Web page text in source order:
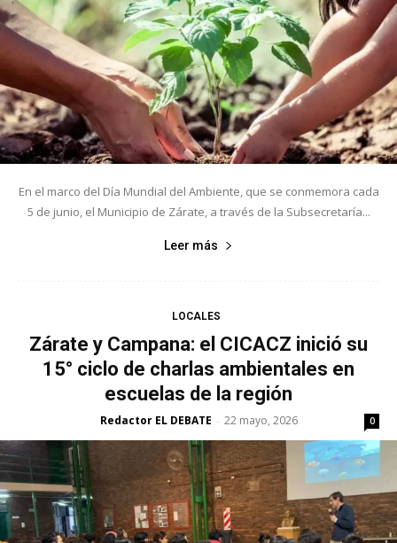
En el marco del Día Mundial del Ambiente, que se conmemora cada
5 de junio, el Municipio de Zárate, a través de la Subsecretaría...
Leer más
LOCALES
Zárate y Campana: el CICACZ inició su
15° ciclo de charlas ambientales en
escuelas de la región
Redactor EL DEBATE - 22 mayo, 2026 0